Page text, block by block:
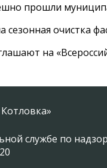
прошли
сезонная очистка
на
службе по